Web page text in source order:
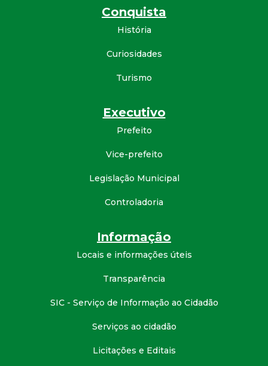
Conquista
História
Curiosidades
Turismo
Executivo
Prefeito
Vice-prefeito
Legislação Municipal
Controladoria
Informação
Locais e informações úteis
Transparência
SIC - Serviço de Informação ao Cidadão
Serviços ao cidadão
Licitações e Editais